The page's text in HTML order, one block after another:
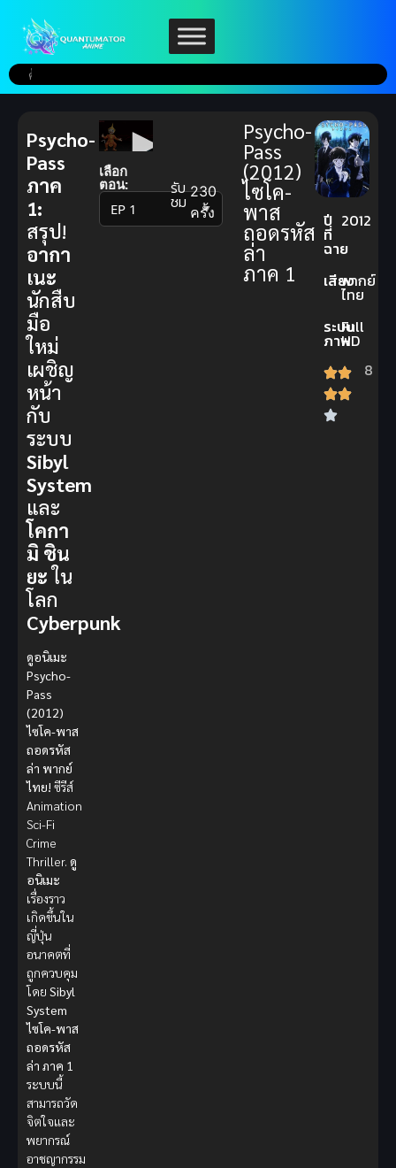
เลือก
ตอน:
▼
รับ
ชม 230
ครั้ง
Psycho-
Pass
(2012)
ไซโค-
พาส
ถอดรหัส
ล่า
ภาค 1
ปี
ที่
ฉาย
2012
เสียงพากย์
ไทย
ระบบ
ภาพ
Full
HD
8
Psycho-
Pass
ภาค
1:
สรุป!
อากา
เนะ
นักสืบ
มือ
ใหม่
เผชิญ
หน้า
กับ
ระบบ
Sibyl
System
และ
โคกา
มิ ชิน
ยะใน
โลก
Cyberpunk
ดูอนิเมะ
Psycho-
Pass
(2012)
ไซโค-พาส
ถอดรหัส
ล่า พากย์
ไทย! ซีรีส์
Animation
Sci-Fi
Crime
Thriller. ดู
อนิเมะ
เรื่องราว
เกิดขึ้นใน
ญี่ปุ่น
อนาคตที่
ถูกควบคุม
โดย Sibyl
System
ไซโค-พาส
ถอดรหัส
ล่า ภาค 1
ระบบนี้
สามารถวัด
จิตใจและ
พยากรณ์
อาชญากรรม